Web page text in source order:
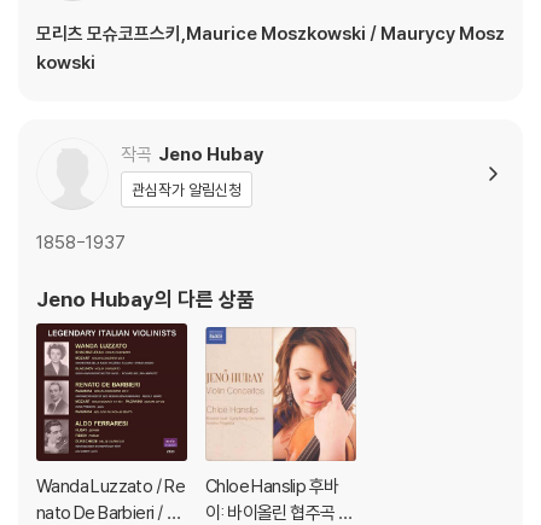
모리츠 모슈코프스키,Maurice Moszkowski / Maurycy Mosz
kowski
작곡 Jeno Hubay
관심작가 알림신청
1858-1937
Jeno Hubay의 다른 상품
Wanda Luzzato / Re
nato De Barbieri / Al
Chloe Hanslip 후바
이: 바이올린 협주곡 1,